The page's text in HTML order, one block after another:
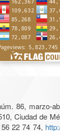
86, marzo-
Ciudad de
22 74 74,